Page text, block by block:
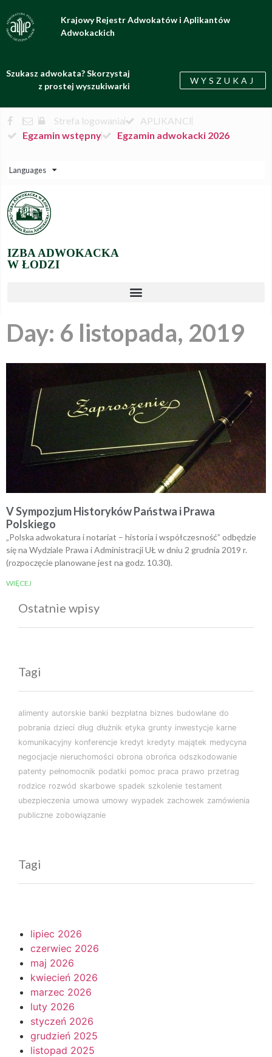
Krajowy Rejestr Adwokatów i Aplikantów
Adwokackich
Szukasz adwokata? Skorzystaj
z prostej wyszukiwarki
WYSZUKAJ
Strefa logowania
APLIKANCI
Egzamin wstępny
Egzamin adwokacki 2026
Languages
IZBA ADWOKACKA
W ŁODZI
Day: 6 listopada, 2019
V Sympozjum Historyków Państwa i Prawa
Polskiego
„Polska adwokatura i notariat – historia i współczesność” odbędzie
się na Wydziale Prawa i Administracji UŁ w dniu 2 grudnia 2019 r.
(rozpoczęcie planowane jest na godz. 10.30).
WIĘCEJ
Ostatnie wpisy
Tagi
alimenty autorskie banki bezpłatna biznes budowlane do
pobrania dzieci dług dłużnik etyka grunty inwestycje karne
komunikacyjny konferencje kredyt kredyty majątek medycyna
negocjacje nieruchomości obrona obrońca odszkodowanie
patenty pełnomocnik podatki pomoc praca prawo przetrag
rodzice rozwód skarbowe spadek szkolenie testament
ubezpieczenia umowa umowy wypadek zachowek zamówienia
publiczne zobowiązanie
Tagi
lipiec 2026
czerwiec 2026
maj 2026
kwiecień 2026
marzec 2026
luty 2026
styczeń 2026
grudzień 2025
listopad 2025